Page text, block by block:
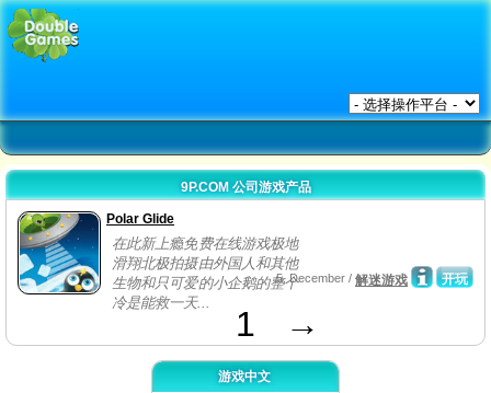
9P.COM 公司游戏产品
Polar Glide
在此新上瘾免费在线游戏极地
滑翔北极拍摄由外国人和其他
生物和只可爱的小企鹅的整个
冷是能救一天...
开玩
5, December / 解迷游戏
1 →
游戏中文